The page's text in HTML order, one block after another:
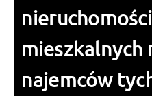
mieszkalnych
najemców